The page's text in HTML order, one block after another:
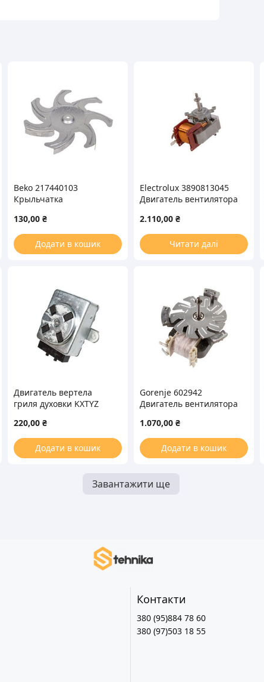
Beko 217440103
Крыльчатка
130,00 ₴
Додати в кошик
Electrolux 3890813045
Двигатель вентилятора
для духового шкафа
2.110,00 ₴
Читати далі
Двигатель вертела
гриля духовки KXTYZ
220,00 ₴
Додати в кошик
Gorenje 602942
Двигатель вентилятора
крыльчатка для духовки
1.070,00 ₴
Додати в кошик
Завантажити ще
Контакти
380 (95)884 78 60
380 (97)503 18 55